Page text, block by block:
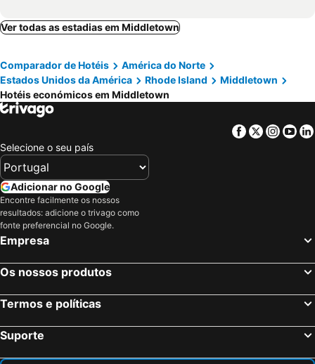
Ver todas as estadias em Middletown
Comparador de Hotéis
América do Norte
Estados Unidos da América
Rhode Island
Middletown
Hotéis económicos em Middletown
Facebook
Twitter
Selecione o seu país
Adicionar no Google
Encontre facilmente os nossos
resultados: adicione o trivago como
fonte preferencial no Google.
Empresa
Os nossos produtos
Termos e políticas
Suporte